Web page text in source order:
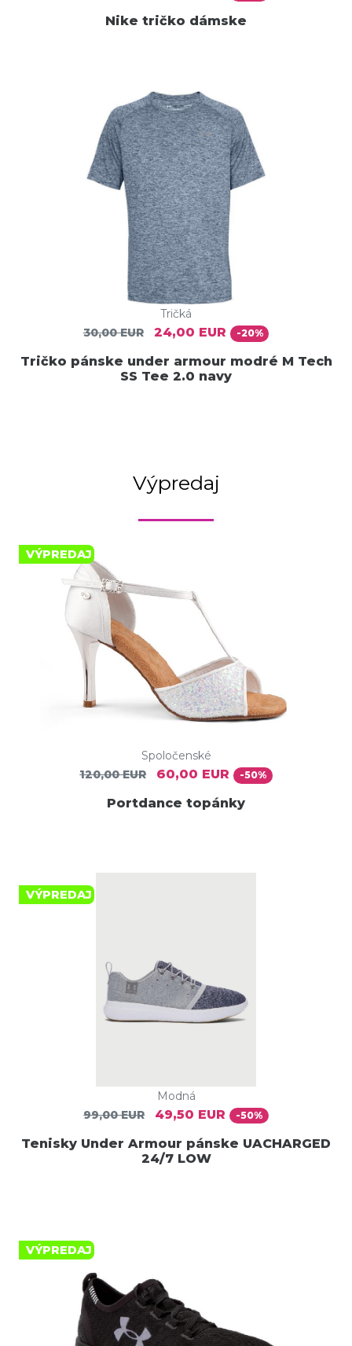
Nike tričko dámske
Tričká
30,00 EUR
24,00 EUR -20%
Tričko pánske under armour modré M Tech
SS Tee 2.0 navy
Výpredaj
VÝPREDAJ
Spoločenské
120,00 EUR
60,00 EUR -50%
Portdance topánky
VÝPREDAJ
Modná
99,00 EUR
49,50 EUR -50%
Tenisky Under Armour pánske UACHARGED
24/7 LOW
VÝPREDAJ